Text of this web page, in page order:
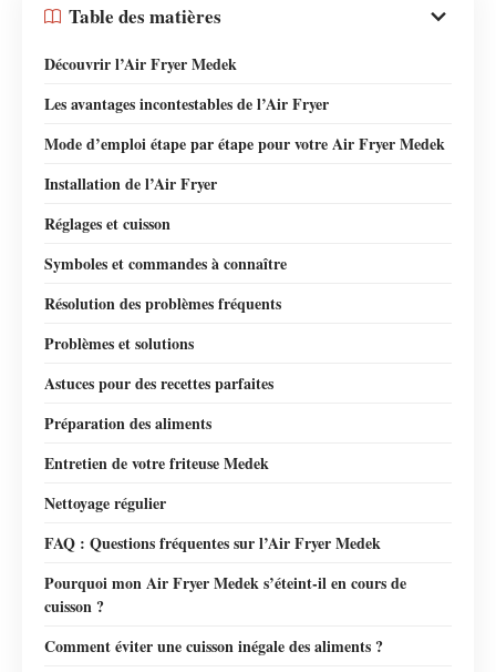
Table des matières
Découvrir l’Air Fryer Medek
Les avantages incontestables de l’Air Fryer
Mode d’emploi étape par étape pour votre Air Fryer Medek
Installation de l’Air Fryer
Réglages et cuisson
Symboles et commandes à connaître
Résolution des problèmes fréquents
Problèmes et solutions
Astuces pour des recettes parfaites
Préparation des aliments
Entretien de votre friteuse Medek
Nettoyage régulier
FAQ : Questions fréquentes sur l’Air Fryer Medek
Pourquoi mon Air Fryer Medek s’éteint-il en cours de
cuisson ?
Comment éviter une cuisson inégale des aliments ?